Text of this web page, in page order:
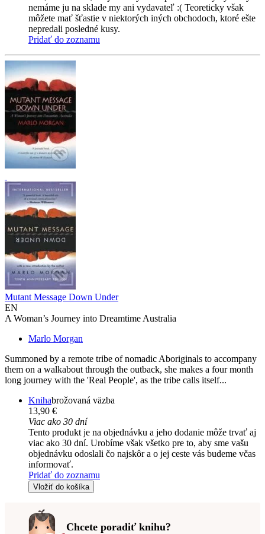
nemáme ju na sklade my ani vydavateľ :( Teoreticky však
môžete mať šťastie v niektorých iných obchodoch, ktoré ešte
nepredali posledné kusy.
Pridať do zoznamu
Mutant Message Down Under
EN
A Woman’s Journey into Dreamtime Australia
Marlo Morgan
Summoned by a remote tribe of nomadic Aboriginals to accompany
them on a walkabout through the outback, she makes a four month
long journey with the 'Real People', as the tribe calls itself...
Knihabrožovaná väzba
13,90 €
Viac ako 30 dní
Tento produkt je na objednávku a jeho dodanie môže trvať aj
viac ako 30 dní. Urobíme však všetko pre to, aby sme vašu
objednávku odoslali čo najskôr a o jej ceste vás budeme včas
informovať.
Pridať do zoznamu
Vložiť do košíka
Chcete poradiť knihu?